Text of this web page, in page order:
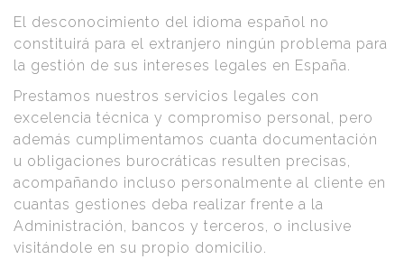
El desconocimiento del idioma español no
constituirá para el extranjero ningún problema para
la gestión de sus intereses legales en España.
Prestamos nuestros servicios legales con
excelencia técnica y compromiso personal, pero
además cumplimentamos cuanta documentación
u obligaciones burocráticas resulten precisas,
acompañando incluso personalmente al cliente en
cuantas gestiones deba realizar frente a la
Administración, bancos y terceros, o inclusive
visitándole en su propio domicilio.